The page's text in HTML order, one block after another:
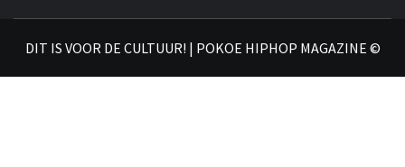
DIT IS VOOR DE CULTUUR! | POKOE HIPHOP MAGAZINE ©